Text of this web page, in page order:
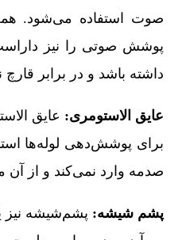
صوت استفاده می‌شود.
پوشش صوتی را نیز
داشته باشد و در برابر قارچ
عایق الاستومری: عایق
برای پوشش‌دهی لوله‌ها
صدمه وارد نمی‌کند و از آن
پشم‌ شیشه: پشم‌شیشه نیز